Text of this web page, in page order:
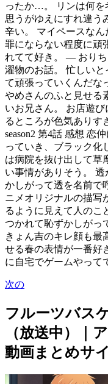
ったか…。 リンは何を
思うがゆえにすれ違う
辛い。 マイペースな
罪にならない程度に頑
れてて好き。 — おりち
濯物のお話。 忙しい
て頑張っていくんだな
やめさんのふと見せる
いお兄さん。 お店遊
るところが色気ありす
season2 第4話 感想 恋
っていき、ブラック化
は病院を抜け出して草
い事情がありそう。
かしがって透を名前で
ニメオリジナルの描写
るように見えて人のこ
つかれて恥ずかしがっ
きょん吉のキレ顔も最
せる春の表情が一番好
に自宅でゲームやって
次の
フルーツバス
（放送中）｜
動画まとめサ